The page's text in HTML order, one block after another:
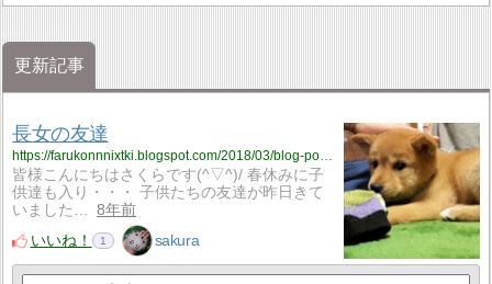
更新記事
長女の友達
皆様こんにちはさくらです(^▽^)/ 春休みに子
供達も入り・・・ 子供たちの友達が昨日きて
いました…
8年前
いいね！
1 sakura